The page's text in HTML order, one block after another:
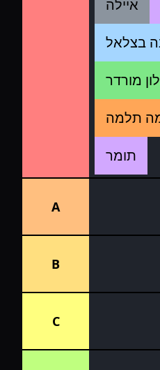
איילה
בצלאל
מורדר
תלמה
תומר
A
B
C